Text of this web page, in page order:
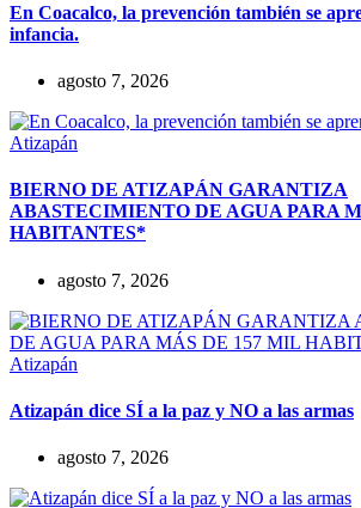
En Coacalco, la prevención también se
infancia.
agosto 7, 2026
Atizapán
BIERNO DE ATIZAPÁN GARANTIZA
ABASTECIMIENTO DE AGUA PARA
HABITANTES*
agosto 7, 2026
Atizapán
Atizapán dice SÍ a la paz y NO a las armas
agosto 7, 2026